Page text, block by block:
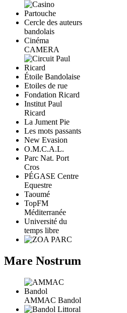
Cercle des auteurs
bandolais
Cinéma
CAMERA
Étoile Bandolaise
Etoiles de rue
Fondation Ricard
Institut Paul
Ricard
La Jument Pie
Les mots passants
New Evasion
O.M.C.A.L.
Parc Nat. Port
Cros
PÉGASE Centre
Equestre
Taoumé
TopFM
Méditerranée
Université du
temps libre
Mare Nostrum
AMMAC Bandol